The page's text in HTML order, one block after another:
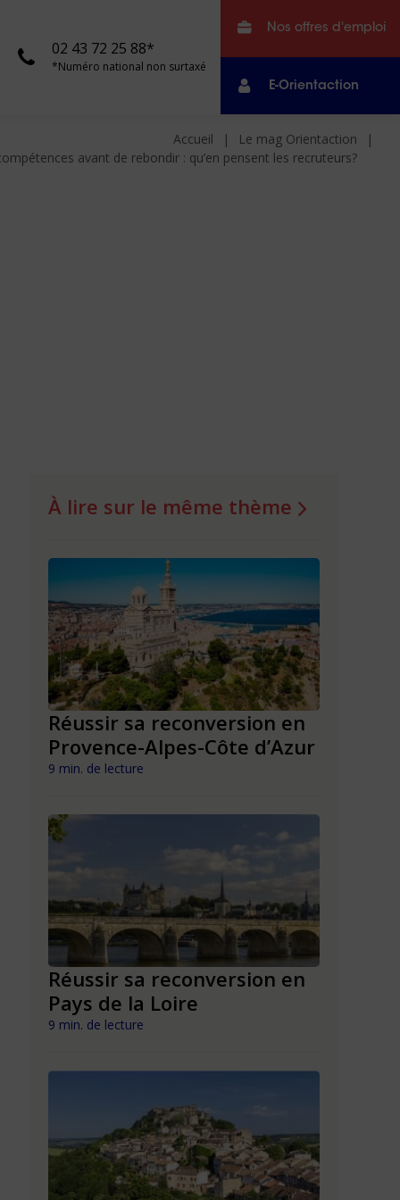
02 43 72 25 88*
*Numéro national non surtaxé
Nos offres d'emploi
E-Orientaction
Accueil
Le mag Orientaction
avant de rebondir : qu’en pensent les recruteurs?
À lire sur le même thème
Réussir sa reconversion en
Provence-Alpes-Côte d’Azur
9 min. de lecture
Réussir sa reconversion en
Pays de la Loire
9 min. de lecture